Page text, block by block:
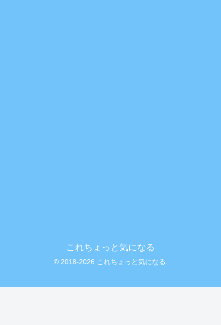
これちょっと気になる
© 2018-2026 これちょっと気になる.